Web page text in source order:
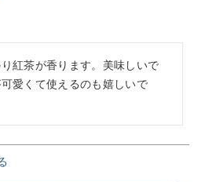
紅茶が香ります。美味しいで
愛くて使えるのも嬉しいで